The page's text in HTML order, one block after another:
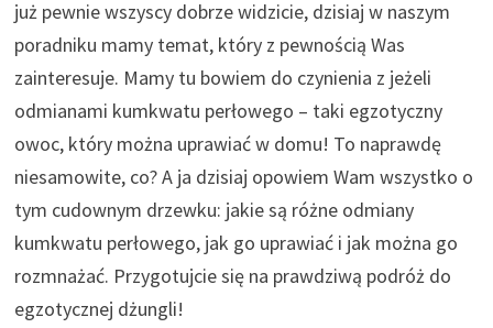
już pewnie wszyscy dobrze widzicie, dzisiaj w naszym
poradniku mamy temat, który z pewnością Was
zainteresuje. Mamy tu bowiem do czynienia z jeżeli
odmianami kumkwatu perłowego – taki egzotyczny
owoc, który można uprawiać w domu! To naprawdę
niesamowite, co? A ja dzisiaj opowiem Wam wszystko o
tym cudownym drzewku: jakie są różne odmiany
kumkwatu perłowego, jak go uprawiać i jak można go
rozmnażać. Przygotujcie się na prawdziwą podróż do
egzotycznej dżungli!